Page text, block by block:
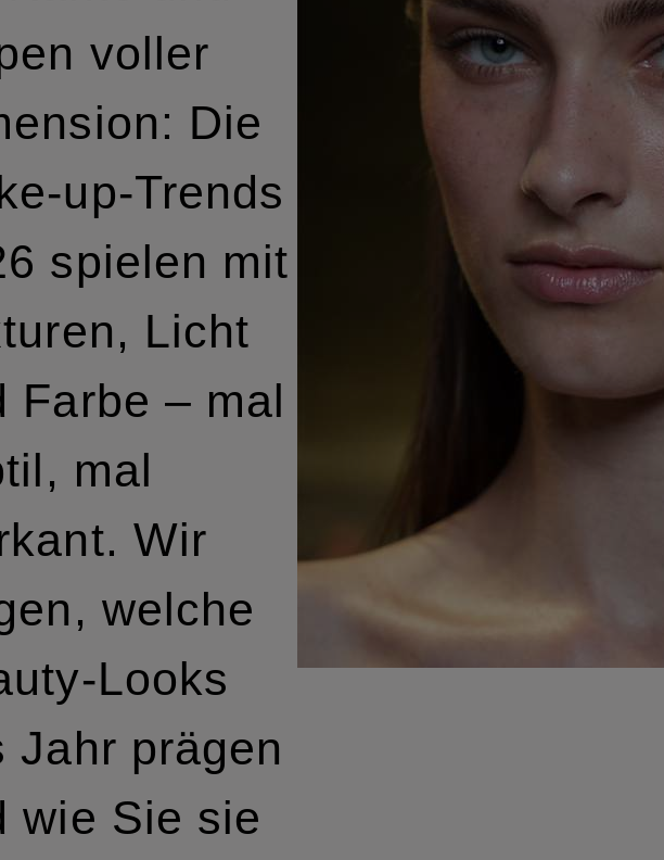
voller
Die
up-Trends
spielen mit
Licht
Farbe – mal
mal
Wir
welche
Looks
Jahr prägen
wie Sie sie